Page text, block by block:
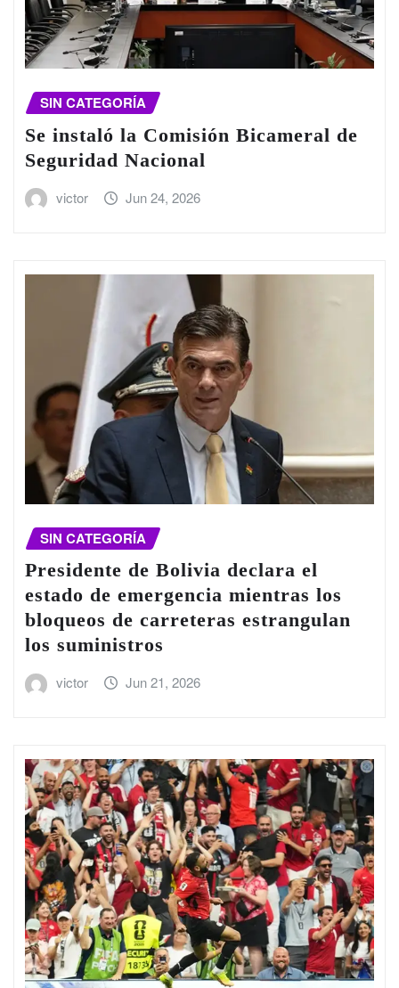
SIN CATEGORÍA
Se instaló la Comisión Bicameral de
Seguridad Nacional
victor Jun 24, 2026
SIN CATEGORÍA
Presidente de Bolivia declara el
estado de emergencia mientras los
bloqueos de carreteras estrangulan
los suministros
victor Jun 21, 2026